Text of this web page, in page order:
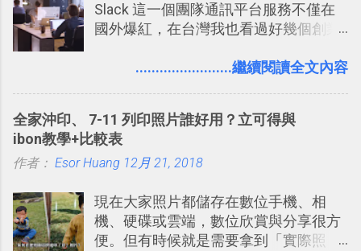
Slack 這一個團隊通訊平台服務不僅在
國外爆紅，在台灣我也看過好幾個創業
理，到底 Slack 有什麼魅力？它是不是
有機會在一個專案合作中使用了 Slack
一段時間，我覺得它吸引人之處有三
點： 1. 「 很有趣 」： Slack 裡擁有跟
聊天打屁、傳送有趣影音圖文的功能。
2. 「 有效率 」：但是 Slack 的頻道、群
組機制讓茶水間的聊天，不會干擾工作
........................繼續閱讀全文內容
全家沖印、 7-11 列印照片誰好用？立可得與
ibon教學+比較表
作者： Esor Huang 12月 21, 2018
現在大家照片都儲存在數位手機、相
機、硬碟或雲端，數位欣賞與分享很方
便。但有時候就是需要拿到「實際照